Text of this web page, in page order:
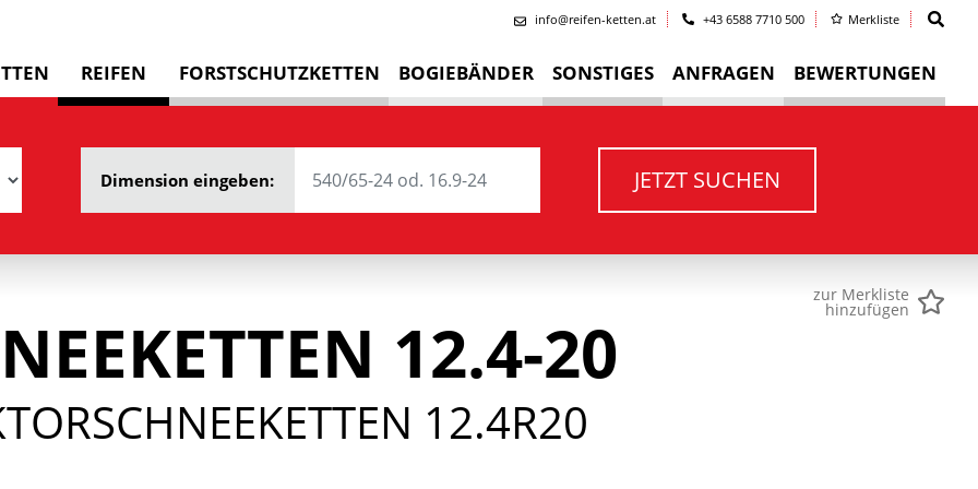
info@reifen-ketten.at +43 6588 7710 500 Merkliste
REIFEN FORSTSCHUTZKETTEN BOGIEBÄNDER SONSTIGES ANFRAGEN BEWERTUNGEN
Dimension eingeben: JETZT SUCHEN
zur Merkliste
hinzufügen
12.4-20
12.4R20